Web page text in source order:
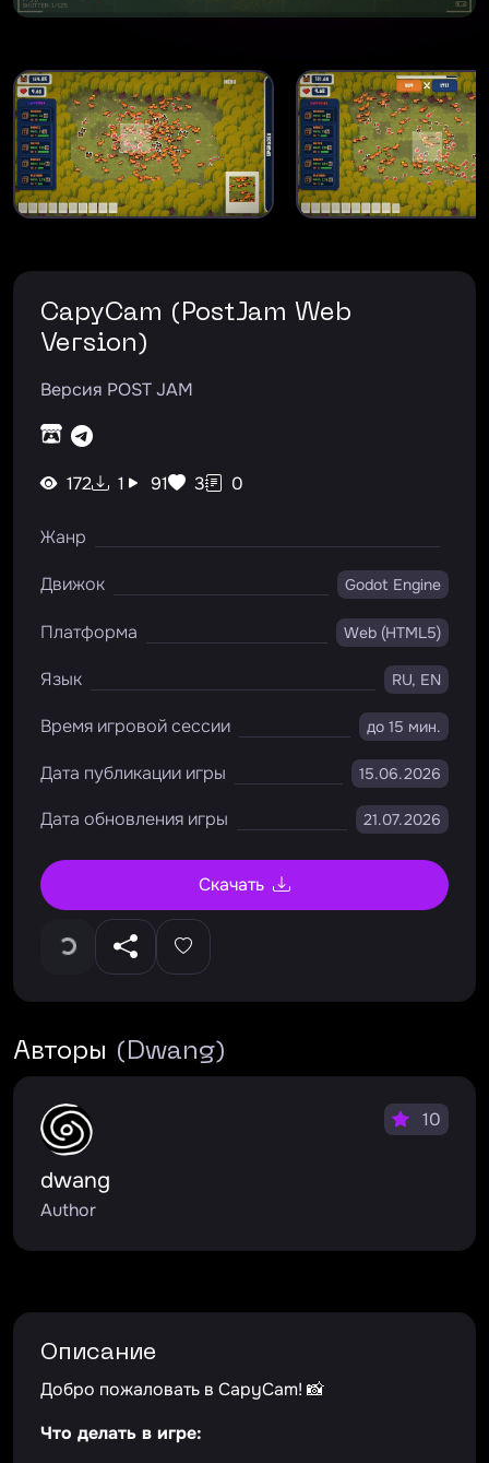
CapyCam (PostJam Web
Version)
Старт
CapyCam (PostJam Web
Version)
Версия POST JAM
172 1 91 3 0
Жанр
Движок Godot Engine
Платформа Web (HTML5)
Язык RU, EN
Время игровой сессии до 15 мин.
Дата публикации игры 15.06.2026
Дата обновления игры 21.07.2026
Скачать
Авторы (Dwang)
dwang
Author
10
Описание
Добро пожаловать в CapyCam! 📸
Что делать в игре: